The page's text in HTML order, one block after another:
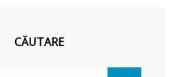
CĂUTARE